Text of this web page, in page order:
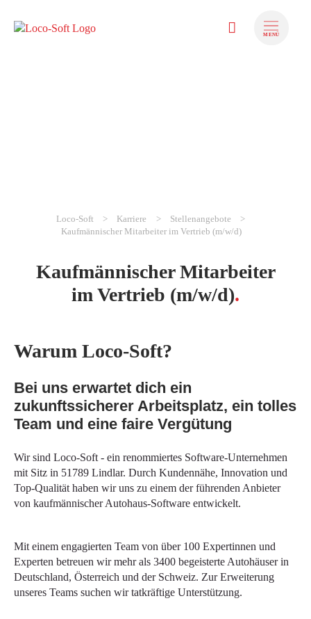
MENÜ
zum Inhalt springen
Loco-Soft Karriere
Stellenangebote
Kaufmännischer Mitarbeiter im Vertrieb (m/w/d)
Kaufmännischer Mitarbeiter
im Vertrieb (m/w/d).
Warum Loco-Soft?
Bei uns erwartet dich ein
zukunftssicherer Arbeitsplatz, ein tolles
Team und eine faire Vergütung
Wir sind Loco-Soft - ein renommiertes Software-Unternehmen
mit Sitz in 51789 Lindlar. Durch Kundennähe, Innovation und
Top-Qualität haben wir uns zu einem der führenden Anbieter
von kaufmännischer Autohaus-Software entwickelt.
Mit einem engagierten Team von über 100 Expertinnen und
Experten betreuen wir mehr als 3400 begeisterte Autohäuser in
Deutschland, Österreich und der Schweiz. Zur Erweiterung
unseres Teams suchen wir tatkräftige Unterstützung.